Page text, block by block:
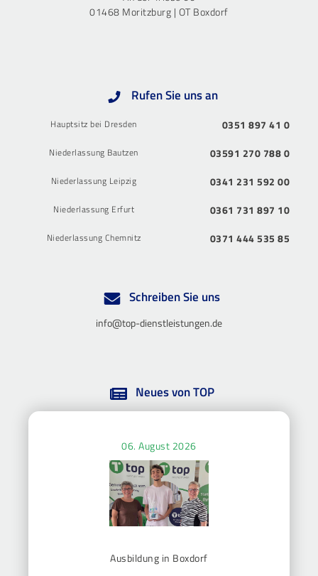
01468 Moritzburg | OT Boxdorf
Rufen Sie uns an
Hauptsitz bei Dresden 0351 897 41 0
Niederlassung Bautzen 03591 270 788 0
Niederlassung Leipzig 0341 231 592 00
Niederlassung Erfurt 0361 731 897 10
Niederlassung Chemnitz 0371 444 535 85
Schreiben Sie uns
info@top-dienstleistungen.de
Neues von TOP
06. August 2026
Ausbildung in Boxdorf